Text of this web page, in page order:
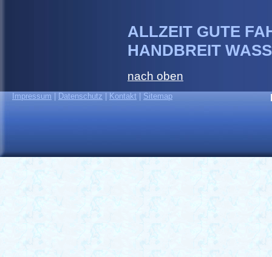
ALLZEIT GUTE
HANDBREIT
nach oben
Impressum Datenschutz Kontakt Sitemap